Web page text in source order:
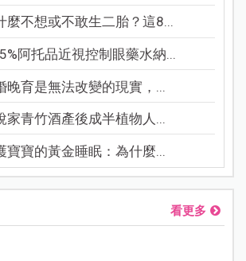
麼不想或不敢生二胎？這8...
阿托品近視控制眼藥水納...
晚育是無法改變的現實，...
家青竹酒產後成半植物人...
寶寶的黃金睡眠：為什麼...
看更多